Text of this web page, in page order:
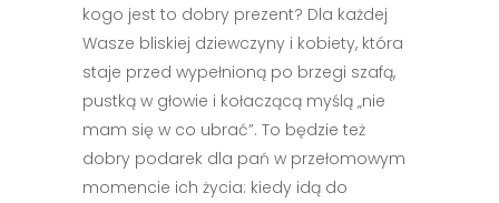
kogo jest to dobry prezent? Dla każdej
Wasze bliskiej dziewczyny i kobiety, która
staje przed wypełnioną po brzegi szafą,
pustką w głowie i kołaczącą myślą „nie
mam się w co ubrać”. To będzie też
dobry podarek dla pań w przełomowym
momencie ich życia: kiedy idą do